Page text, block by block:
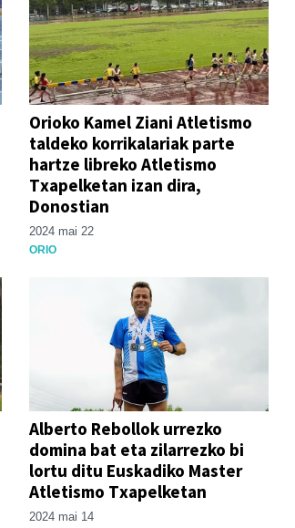
Orioko Kamel Ziani Atletismo
taldeko korrikalariak parte
hartze libreko Atletismo
Txapelketan izan dira,
Donostian
2024 mai 22
ORIO
Alberto Rebollok urrezko
domina bat eta zilarrezko bi
lortu ditu Euskadiko Master
Atletismo Txapelketan
2024 mai 14